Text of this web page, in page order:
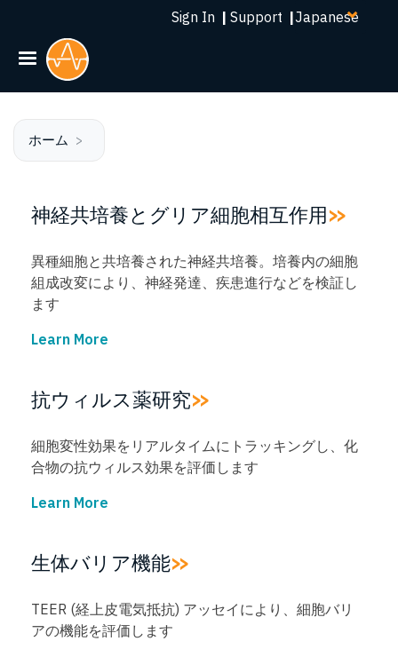
メ
ン
動
Sign In | Support |Select
ホーム
神経共培養とグリア細胞相互作用
異種細胞と共培養された神経共培養。培養内の細胞
組成改変により、神経発達、疾患進行などを検証し
ます
Learn More
抗ウィルス薬研究
細胞変性効果をリアルタイムにトラッキングし、化
合物の抗ウィルス効果を評価します
Learn More
生体バリア機能
TEER (経上皮電気抵抗) アッセイにより、細胞バリ
アの機能を評価します